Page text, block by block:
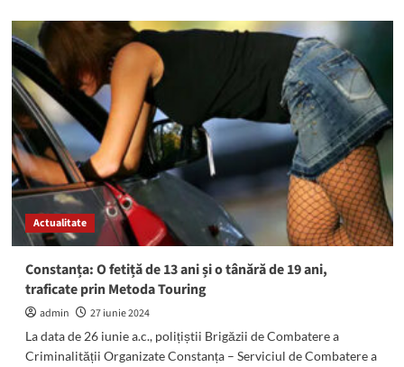
(VIDEO)
Incendiu
proporții
la
Mangalia
Actualitate
Constanța: O fetiță de 13 ani și o tânără de 19 ani,
traficate prin Metoda Touring
admin
27 iunie 2024
La data de 26 iunie a.c., polițiștii Brigăzii de Combatere a
Criminalității Organizate Constanța – Serviciul de Combatere a